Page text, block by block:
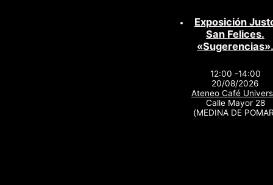
Exposición
San Felices.
«Sugerencias».
12:00 -14:00
20/08/2026
Ateneo Café
Calle Mayor 28
(MEDINA DE